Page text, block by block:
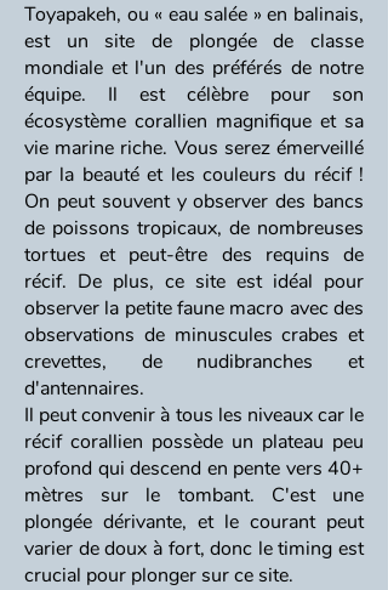
Toyapakeh, ou « eau salée » en balinais,
est un site de plongée de classe
mondiale et l'un des préférés de notre
équipe. Il est célèbre pour son
écosystème corallien magnifique et sa
vie marine riche. Vous serez émerveillé
par la beauté et les couleurs du récif !
On peut souvent y observer des bancs
de poissons tropicaux, de nombreuses
tortues et peut-être des requins de
récif. De plus, ce site est idéal pour
observer la petite faune macro avec des
observations de minuscules crabes et
crevettes, de nudibranches et
d'antennaires.
Il peut convenir à tous les niveaux car le
récif corallien possède un plateau peu
profond qui descend en pente vers 40+
mètres sur le tombant. C'est une
plongée dérivante, et le courant peut
varier de doux à fort, donc le timing est
crucial pour plonger sur ce site.